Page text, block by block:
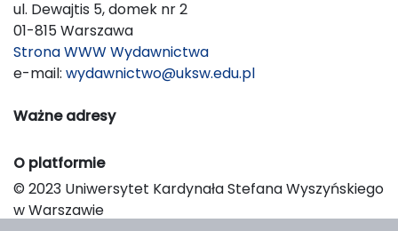
ul. Dewajtis 5, domek nr 2
01-815 Warszawa
Strona WWW Wydawnictwa
e-mail: wydawnictwo@uksw.edu.pl
Ważne adresy
O platformie
© 2023 Uniwersytet Kardynała Stefana Wyszyńskiego
w Warszawie